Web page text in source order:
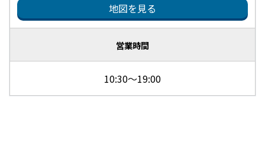
地図を見る
営業時間
10:30～19:00